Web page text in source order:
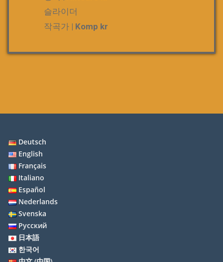
슬라이더
작곡가 | Komp kr
Deutsch
English
Français
Italiano
Español
Nederlands
Svenska
Русский
日本語
한국어